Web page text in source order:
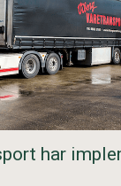
har